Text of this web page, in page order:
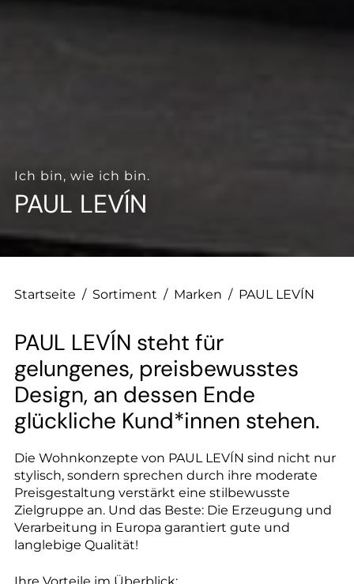
--
--
Ich bin, wie ich bin.
PAUL LEVÍN
Startseite / Sortiment / Marken / PAUL LEVÍN
PAUL LEVÍN steht für
gelungenes, preisbewusstes
Design, an dessen Ende
glückliche Kund*innen stehen.
Die Wohnkonzepte von PAUL LEVÍN sind nicht nur
stylisch, sondern sprechen durch ihre moderate
Preisgestaltung verstärkt eine stilbewusste
Zielgruppe an. Und das Beste: Die Erzeugung und
Verarbeitung in Europa garantiert gute und
langlebige Qualität!
Ihre Vorteile im Überblick: